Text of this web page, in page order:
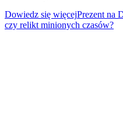
Dowiedz się więcejPrezent na
czy relikt minionych czasów?